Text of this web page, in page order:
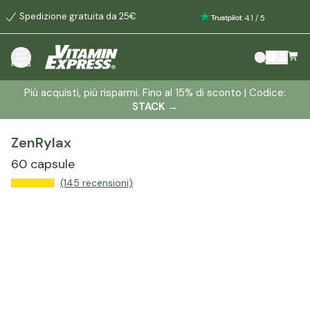
Spedizione gratuita da 25€ : 4.1 / 5
Menù
Più acquisti, più risparmi. Fino al 15% di sconto | Codice:
STACK →
ZenRylax
60 capsule
(145 recensioni)